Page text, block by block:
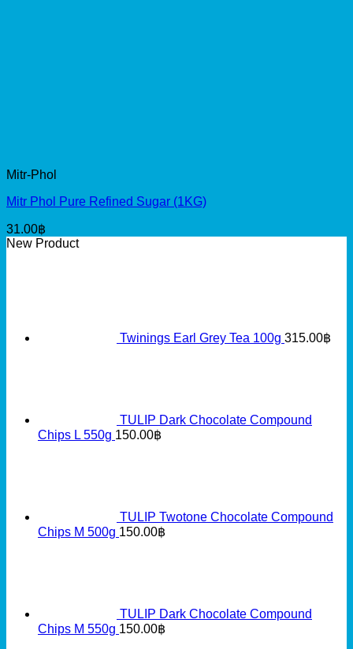
Mitr-Phol
Mitr Phol Pure Refined Sugar (1KG)
31.00฿
New Product
Twinings Earl Grey Tea 100g 315.00฿
TULIP Dark Chocolate Compound
Chips L 550g 150.00฿
TULIP Twotone Chocolate Compound
Chips M 500g 150.00฿
TULIP Dark Chocolate Compound
Chips M 550g 150.00฿